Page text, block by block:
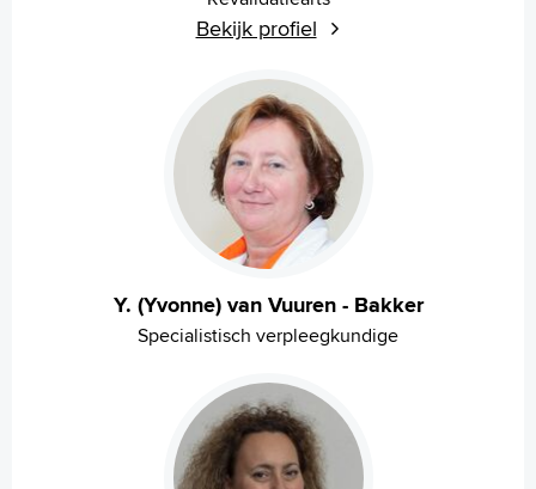
Bekijk profiel
Y. (Yvonne) van Vuuren - Bakker
Specialistisch verpleegkundige